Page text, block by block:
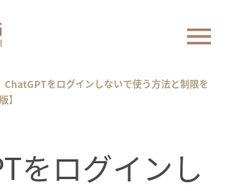
ChatGPTをログインしないで使う方法と制限を
】
をログインし